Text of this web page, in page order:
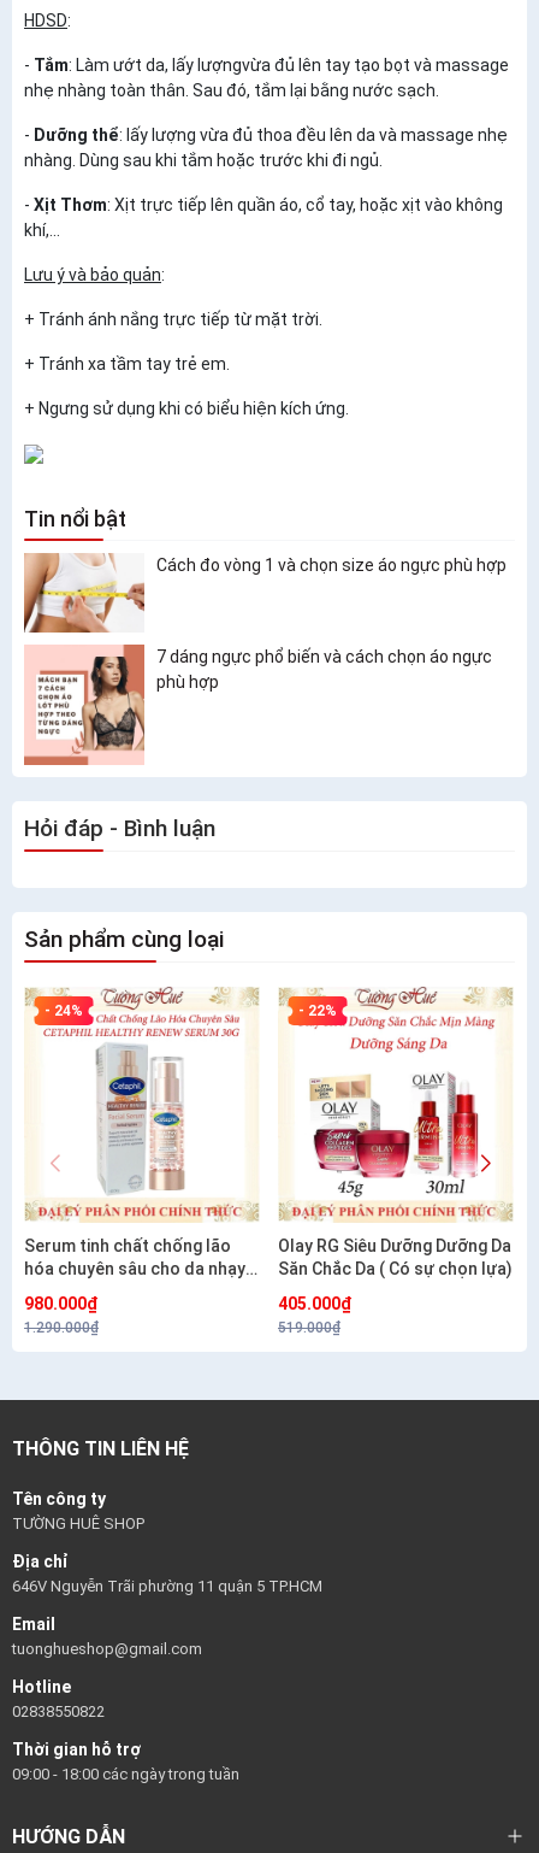
HDSD:
- Tắm: Làm ướt da, lấy lượngvừa đủ lên tay tạo bọt và massage
nhẹ nhàng toàn thân. Sau đó, tắm lại bằng nước sạch.
- Dưỡng thể: lấy lượng vừa đủ thoa đều lên da và massage nhẹ
nhàng. Dùng sau khi tắm hoặc trước khi đi ngủ.
- Xịt Thơm: Xịt trực tiếp lên quần áo, cổ tay, hoặc xịt vào không
khí,...
Lưu ý và bảo quản:
+ Tránh ánh nắng trực tiếp từ mặt trời.
+ Tránh xa tầm tay trẻ em.
+ Ngưng sử dụng khi có biểu hiện kích ứng.
Tin nổi bật
Cách đo vòng 1 và chọn size áo ngực phù hợp
7 dáng ngực phổ biến và cách chọn áo ngực
phù hợp
Hỏi đáp - Bình luận
Sản phẩm cùng loại
- 24%
Serum tinh chất chống lão
hóa chuyên sâu cho da nhạy
cảm CETAPHIL HEALTHY
RENEW SERUM 30G
980.000₫
1.290.000₫
- 22%
Olay RG Siêu Dưỡng Dưỡng Da
Săn Chắc Da ( Có sự chọn lựa)
405.000₫
519.000₫
THÔNG TIN LIÊN HỆ
Tên công ty
TƯỜNG HUÊ SHOP
Địa chỉ
646V Nguyễn Trãi phường 11 quận 5 TP.HCM
Email
tuonghueshop@gmail.com
Hotline
02838550822
Thời gian hỗ trợ
09:00 - 18:00 các ngày trong tuần
HƯỚNG DẪN